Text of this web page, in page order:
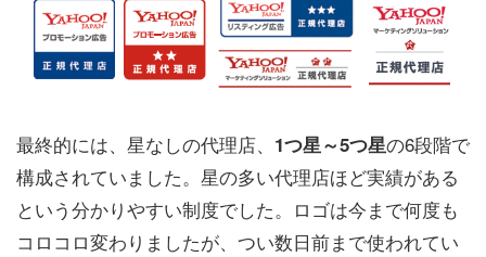
最終的には、星なしの代理店、 1つ星～5つ星の6段階で
構成されていました。星の多い代理店ほど実績がある
という分かりやすい制度でした。ロゴは今まで何度も
コロコロ変わりましたが、つい数日前まで使われてい